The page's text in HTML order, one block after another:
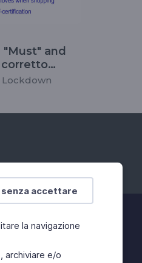
senza accettare
la navigazione
archiviare e/o
"Must" and
corretto
e have to